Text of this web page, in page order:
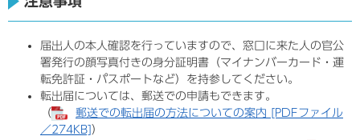
届出人の本人確認を行っていますので、窓口に来た人の官公
署発行の顔写真付きの身分証明書（マイナンバーカード・運
転免許証・パスポートなど）を持参してください。
転出届については、郵送での申請もできます。
（
郵送での転出届の方法についての案内 [PDFファイル
／274KB] ）